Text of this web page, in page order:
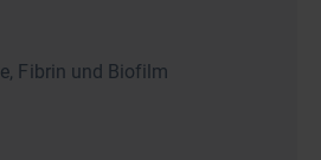
Fibrin und Biofilm